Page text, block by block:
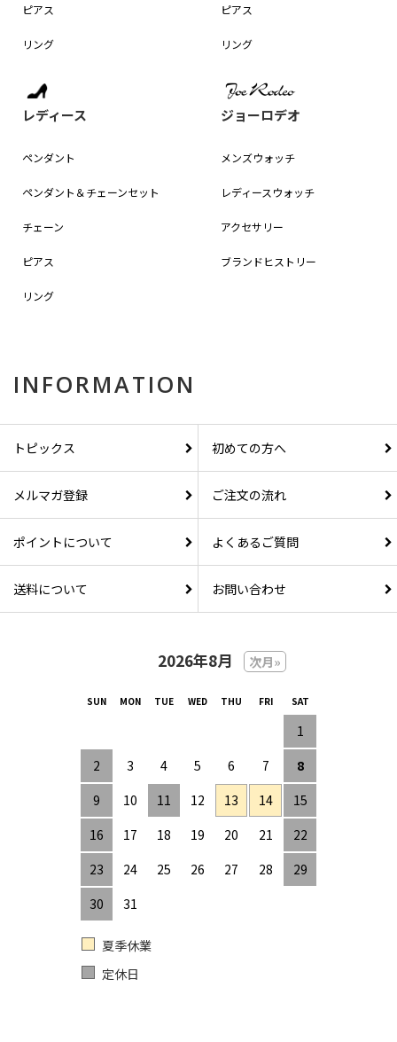
ピアス
リング
ピアス
リング
レディース
ペンダント
ペンダント＆チェーンセット
チェーン
ピアス
リング
ジョーロデオ
メンズウォッチ
レディースウォッチ
アクセサリー
ブランドヒストリー
INFORMATION
トピックス
メルマガ登録
ポイントについて
送料について
初めての方へ
ご注文の流れ
よくあるご質問
お問い合わせ
2026年8月 次月»
1
2
3 4 5 6 7
8
9
10 11 12 13 14
15
16
17 18 19 20 21
22
23
24 25 26 27 28
29
30
31
夏季休業
定休日